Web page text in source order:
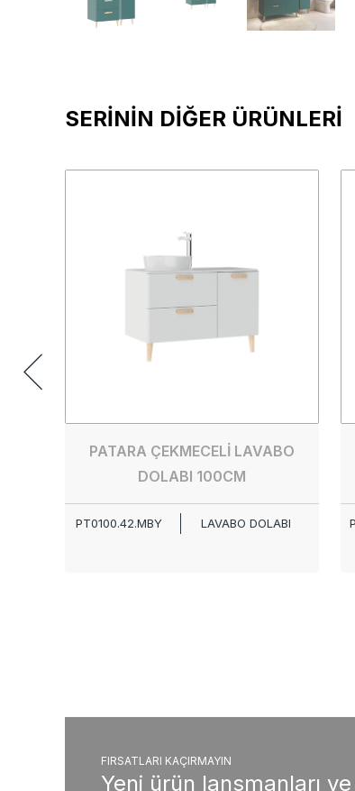
SERİNİN DİĞER ÜRÜNLERİ
PATARA ÇEKMECELİ LAVABO
DOLABI 100CM
PT0100.42.MBY LAVABO DOLABI
FIRSATLARI KAÇIRMAYIN
Yeni ürün lansmanları